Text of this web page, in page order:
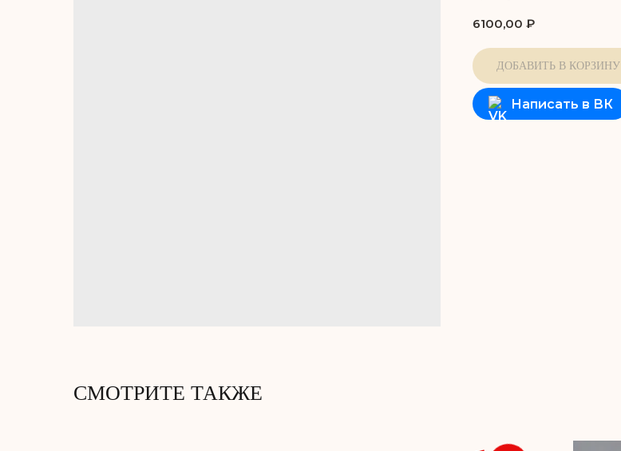
6100,00 ₽
ДОБАВИТЬ В КОРЗИНУ
Написать в ВК
СМОТРИТЕ ТАКЖЕ